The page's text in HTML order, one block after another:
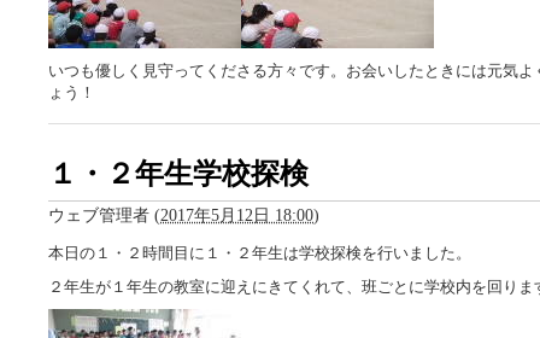
いつも優しく見守ってくださる方々です。お会いしたときには元気
ょう！
１・２年生学校探検
ウェブ管理者 (2017年5月12日 18:00)
本日の１・２時間目に１・２年生は学校探検を行いました。
２年生が１年生の教室に迎えにきてくれて、班ごとに学校内を回りま